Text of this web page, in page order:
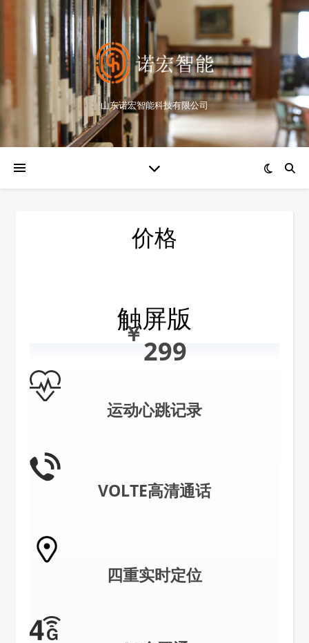
山东诺宏智能科技有限公司
价格
触屏版
￥
299
运动心跳记录
VOLTE高清通话
四重实时定位